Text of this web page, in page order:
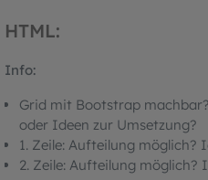
HTML:
Info:
Grid mit Bootstrap
oder Ideen zur Umsetzung?
1. Zeile: Aufteilung möglich?
2. Zeile: Aufteilung möglich?